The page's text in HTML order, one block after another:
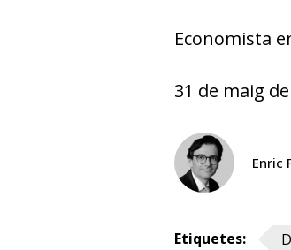
Economista
31 de maig
Enric
Etiquetes: